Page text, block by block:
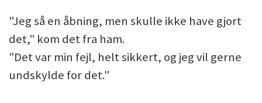
"Jeg så en åbning, men skulle ikke have gjort
det," kom det fra ham.
"Det var min fejl, helt sikkert, og jeg vil gerne
undskylde for det."